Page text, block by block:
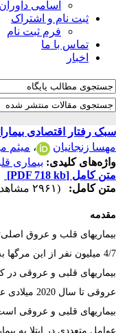
اسامی داوران
ثبت نام و اشتراک
فرم ثبت نام
تماس با ما
اخبار
سبک رفتار اقتصادی
مهسا زنجانیان
، میثم
واژه‌های کلیدی: بیماری
متن کامل [PDF 718 kb]
متن کامل:
(۲۹۶۱ مشاهده)
مقدمه
بیماریهای قلب و عروق
بیماریهای قلبی و عروقی
عروقی تا سال 2020 میلادی علت بیش از 75 درصد مرگ‌ومیرها در سطح جهانی خواهند بود (یوسف
بیماریهای قلبی و عروقی